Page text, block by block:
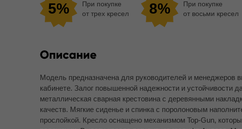
5%
При покупке
от трех кресел
8%
При покупке
от восьми кресел
Описание
Модель предназначена для руководителей и менеджеров
кабинете. Залог повышенной надежности и устойчивости
металлическая сварная крестовина с деревянными
качеств. Мягкие сиденье и спинка с поролоновым
прослойкой. Кресло оснащено механизмом Top-Gun,